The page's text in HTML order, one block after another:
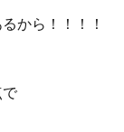
から！！！！